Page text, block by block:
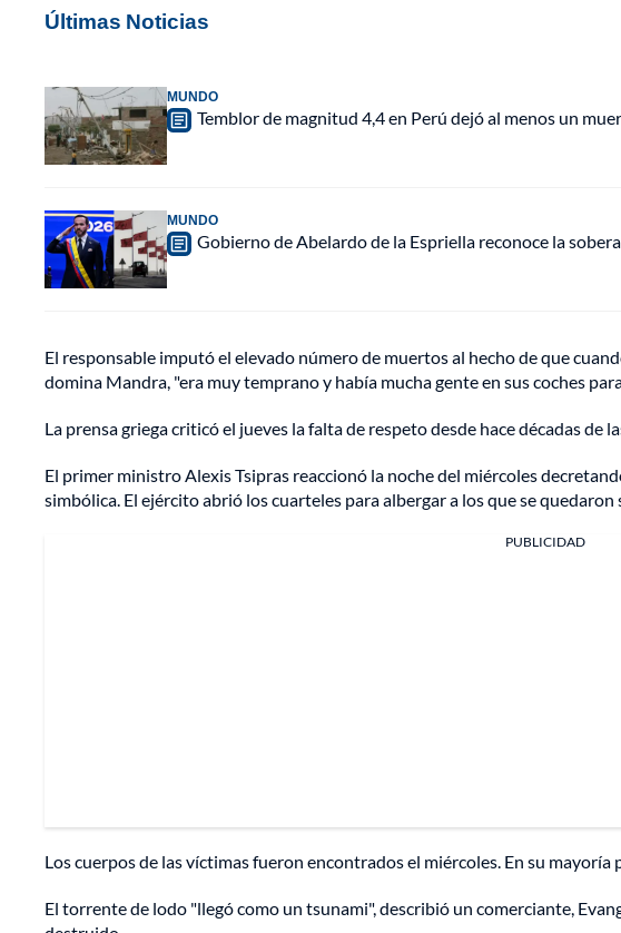
Últimas Noticias
MUNDO
Temblor de magnitud 4,4 en Perú dejó al menos un
MUNDO
Gobierno de Abelardo de la Espriella reconoce la
El responsable imputó el elevado número de muertos al hecho de que
domina Mandra, "era muy temprano y había mucha gente en sus coches
La prensa griega criticó el jueves la falta de respeto desde hace décadas de
El primer ministro Alexis Tsipras reaccionó la noche del miércoles
simbólica. El ejército abrió los cuarteles para albergar a los que se quedaron
PUBLICIDAD
Los cuerpos de las víctimas fueron encontrados el miércoles. En su mayoría
El torrente de lodo "llegó como un tsunami", describió un comerciante,